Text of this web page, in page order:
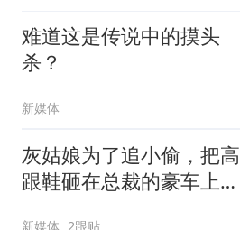
难道这是传说中的摸头
杀？
新媒体
灰姑娘为了追小偷，把高
跟鞋砸在总裁的豪车上，
新媒体 2跟贴